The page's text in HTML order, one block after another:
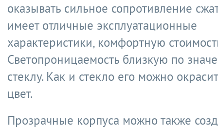
оказывать сильное сопротивление
имеет отличные эксплуатационные
характеристики, комфортную
Светопроницаемость близкую по
стеклу. Как и стекло его можно
цвет.
Прозрачные корпуса можно также